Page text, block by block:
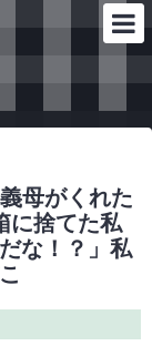
母がくれた
に捨てた私
な！？」私